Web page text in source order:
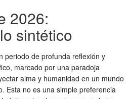
2026:
sintético
periodo de profunda reflexión y
marcado por una paradoja
alma y humanidad en un mundo
Esta no es una simple preferencia